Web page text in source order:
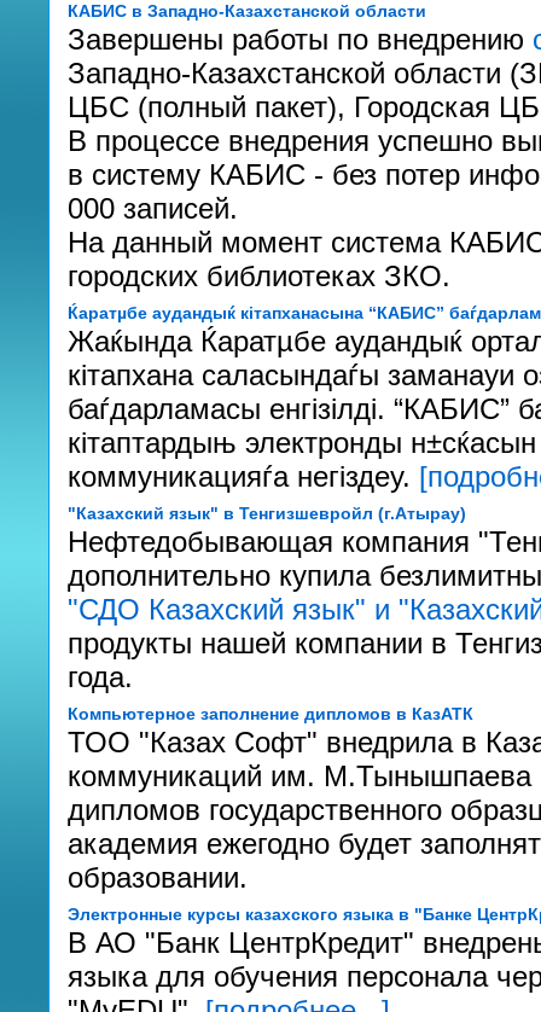
КАБИС в Западно-Казахстанской области
Завершены работы по внедрению
Западно-Казахстанской
ЦБС (полный пакет), Городская
В процессе внедрения успешно
в систему КАБИС - без потер
000 записей.
На данный момент система КАБИС
городских библиотеках ЗКО.
Ќаратµбе аудандыќ кітапханасына “КАБИС”
Жаќында Ќаратµбе аудандыќ
кітапхана саласындаѓы заманауи
баѓдарламасы енгізілді.
кітаптардыњ электронды
коммуникацияѓа негіздеу.
"Казахский язык" в Тенгизшевройл (г.Атырау)
Нефтедобывающая компания
дополнительно купила
"СДО Казахский язык" и
продукты нашей компании в
года.
Компьютерное заполнение дипломов в КазАТК
ТОО "Казах Софт" внедрила в
коммуникаций им. М.Тынышпаева
дипломов государственного
академия ежегодно будет
образовании.
Электронные курсы казахского языка в "Банке
В АО "Банк ЦентрКредит"
языка для обучения персонала